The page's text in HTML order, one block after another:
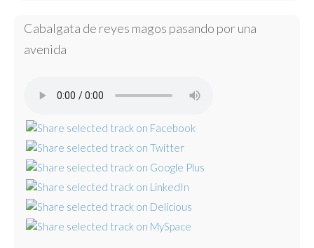
Cabalgata de reyes magos pasando por una
avenida